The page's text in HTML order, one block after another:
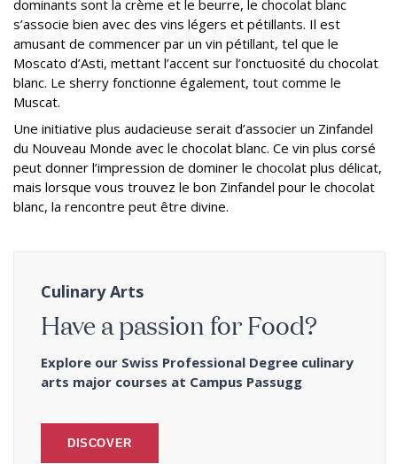
dominants sont la crème et le beurre, le chocolat blanc
s’associe bien avec des vins légers et pétillants. Il est
amusant de commencer par un vin pétillant, tel que le
Moscato d’Asti, mettant l’accent sur l’onctuosité du chocolat
blanc. Le sherry fonctionne également, tout comme le
Muscat.
Une initiative plus audacieuse serait d’associer un Zinfandel
du Nouveau Monde avec le chocolat blanc. Ce vin plus corsé
peut donner l’impression de dominer le chocolat plus délicat,
mais lorsque vous trouvez le bon Zinfandel pour le chocolat
blanc, la rencontre peut être divine.
Culinary Arts
Have a passion for Food?
Explore our Swiss Professional Degree culinary
arts major courses at Campus Passugg
DISCOVER